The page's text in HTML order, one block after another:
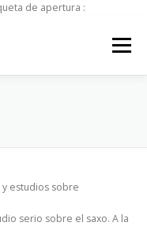
de apertura :
Menú
estudios sobre
serio sobre el saxo. A la